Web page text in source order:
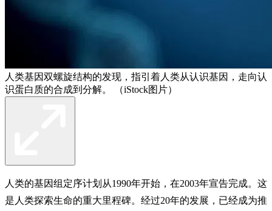
人类基因双螺旋结构的发现，指引着人类从认识基因，走向认
识蛋白质的合成到分解。 （iStock图片）
人类的基因组定序计划从1990年开始，在2003年宣告完成。这
是人类探索生命的重大里程碑。经过20年的发展，已经成为推